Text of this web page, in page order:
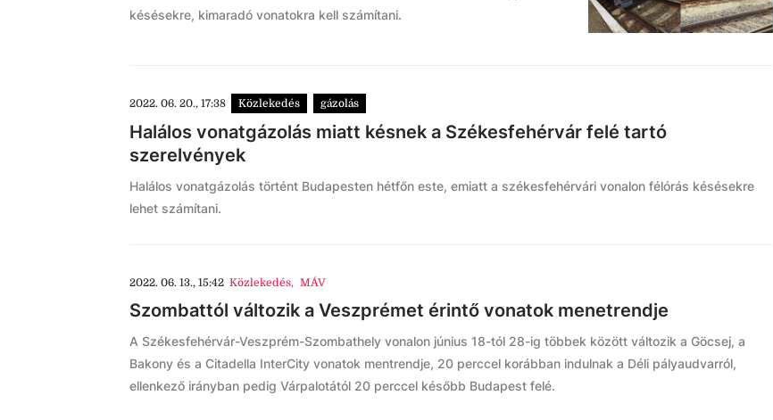
késésekre, kimaradó vonatokra kell számítani.
2022. 06. 20., 17:38 Közlekedés gázolás
Halálos vonatgázolás miatt késnek a Székesfehérvár felé tartó
szerelvények
Halálos vonatgázolás történt Budapesten hétfőn este, emiatt a székesfehérvári vonalon félórás késésekre
lehet számítani.
2022. 06. 13., 15:42 Közlekedés, MÁV
Szombattól változik a Veszprémet érintő vonatok menetrendje
A Székesfehérvár-Veszprém-Szombathely vonalon június 18-tól 28-ig többek között változik a Göcsej, a
Bakony és a Citadella InterCity vonatok mentrendje, 20 perccel korábban indulnak a Déli pályaudvarról,
ellenkező irányban pedig Várpalotától 20 perccel később Budapest felé.